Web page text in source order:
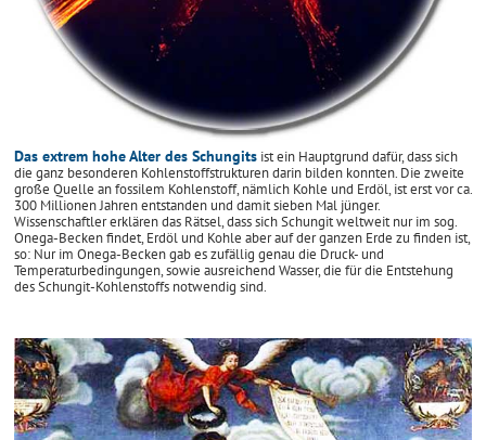
Das extrem hohe Alter des Schungitsist ein Hauptgrund dafür, dass sich
die ganz besonderen Kohlenstoffstrukturen darin bilden konnten. Die zweite
große Quelle an fossilem Kohlenstoff, nämlich Kohle und Erdöl, ist erst vor ca.
300 Millionen Jahren entstanden und damit sieben Mal jünger.
Wissenschaftler erklären das Rätsel, dass sich Schungit weltweit nur im sog.
Onega-Becken findet, Erdöl und Kohle aber auf der ganzen Erde zu finden ist,
so: Nur im Onega-Becken gab es zufällig genau die Druck- und
Temperaturbedingungen, sowie ausreichend Wasser, die für die Entstehung
des Schungit-Kohlenstoffs notwendig sind.